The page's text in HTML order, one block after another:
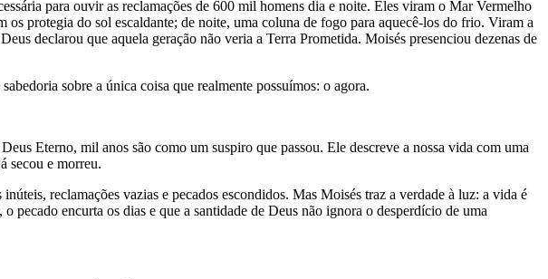
para ouvir as reclamações de 600 mil homens dia e noite. Eles viram o Mar Vermelho
protegia do sol escaldante; de noite, uma coluna de fogo para aquecê-los do frio. Viram a
declarou que aquela geração não veria a Terra Prometida. Moisés presenciou dezenas de
sobre a única coisa que realmente possuímos: o agora.
Eterno, mil anos são como um suspiro que passou. Ele descreve a nossa vida com uma
secou e morreu.
reclamações vazias e pecados escondidos. Mas Moisés traz a verdade à luz: a vida é
pecado encurta os dias e que a santidade de Deus não ignora o desperdício de uma